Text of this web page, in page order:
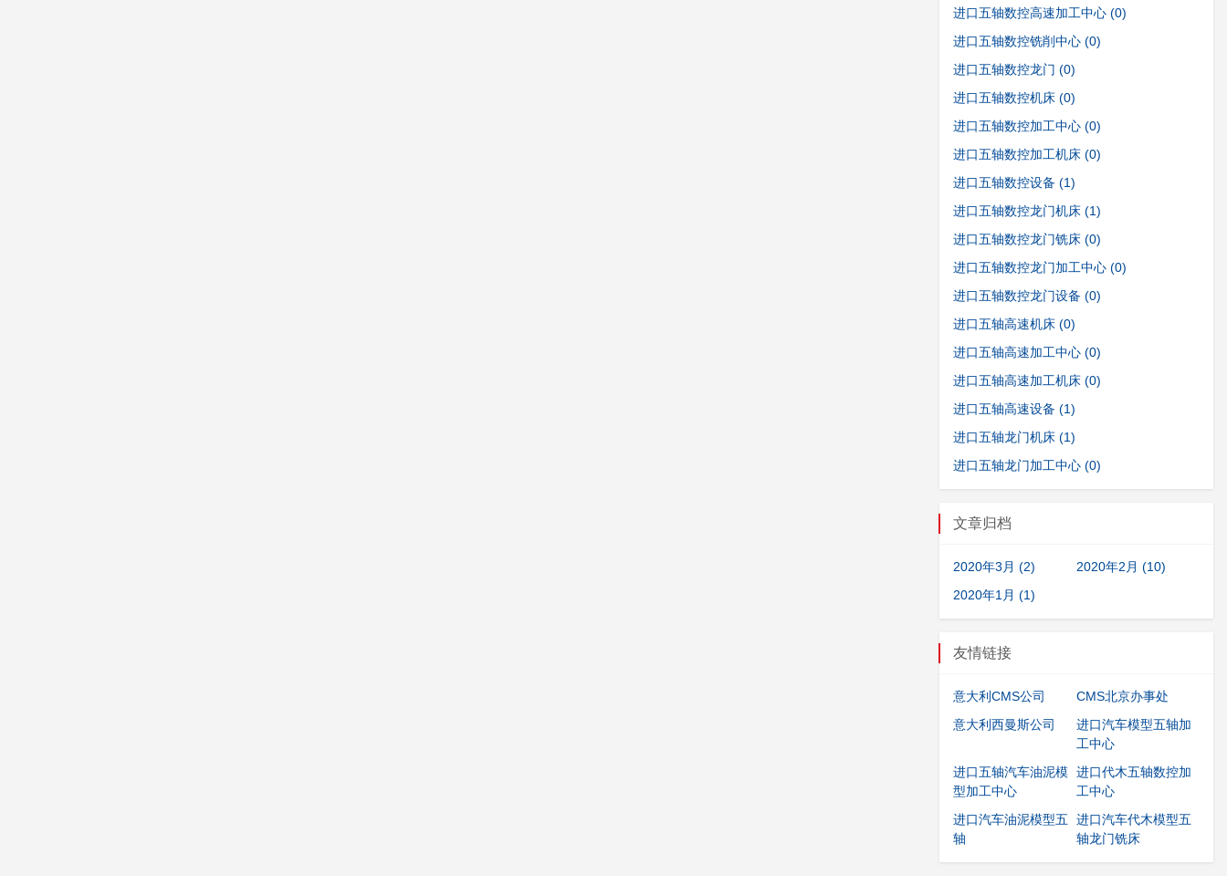
进口五轴数控高速加工中心 (0)
进口五轴数控铣削中心 (0)
进口五轴数控龙门 (0)
进口五轴数控机床 (0)
进口五轴数控加工中心 (0)
进口五轴数控加工机床 (0)
进口五轴数控设备 (1)
进口五轴数控龙门机床 (1)
进口五轴数控龙门铣床 (0)
进口五轴数控龙门加工中心 (0)
进口五轴数控龙门设备 (0)
进口五轴高速机床 (0)
进口五轴高速加工中心 (0)
进口五轴高速加工机床 (0)
进口五轴高速设备 (1)
进口五轴龙门机床 (1)
进口五轴龙门加工中心 (0)
文章归档
2020年3月 (2)
2020年2月 (10)
2020年1月 (1)
友情链接
意大利CMS公司
CMS北京办事处
意大利西曼斯公司
进口汽车模型五轴加
工中心
进口五轴汽车油泥模
型加工中心
进口代木五轴数控加
工中心
进口汽车油泥模型五
轴
进口汽车代木模型五
轴龙门铣床